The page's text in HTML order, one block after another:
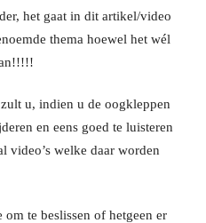
het gaat in dit artikel/video
thema hoewel het wél
u, indien u de oogkleppen
en eens goed te luisteren
video’s welke daar worden
te beslissen of hetgeen er